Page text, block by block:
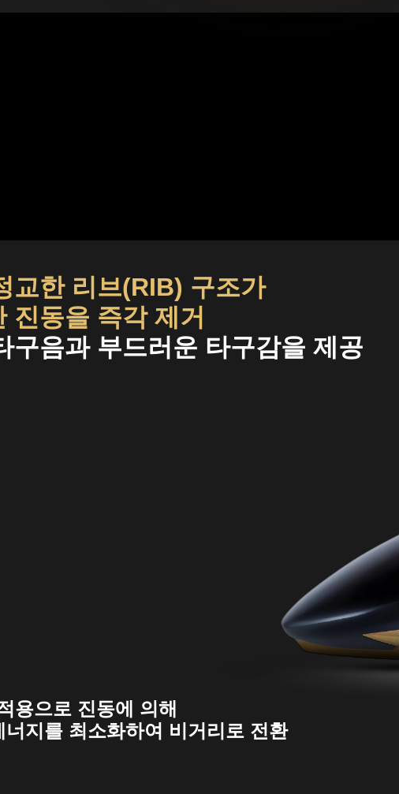
교한 리브(RIB) 구조가
진동을 즉각 제거
구음과 부드러운 타구감을 제공
용으로 진동에 의해
너지를 최소화하여 비거리로 전환